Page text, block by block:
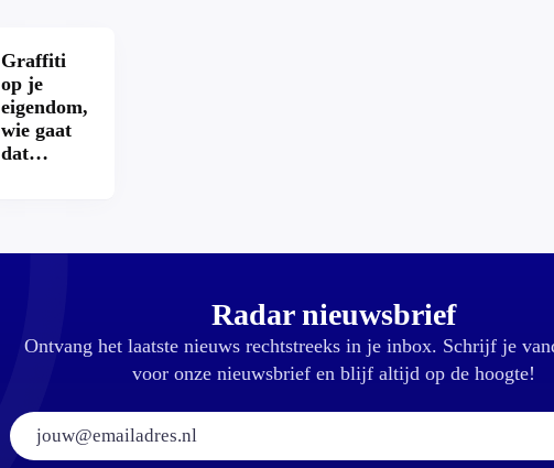
Graffiti
op je
eigendom,
wie gaat
dat
Radar nieuwsbrief
Ontvang het laatste nieuws rechtstreeks in je inbox. Schrijf je
voor onze nieuwsbrief en blijf altijd op de hoogte!
E-mailadres: